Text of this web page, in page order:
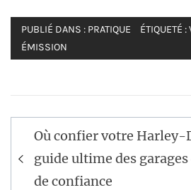
PUBLIÉ DANS : PRATIQUE ÉTIQUETÉ :
ÉMISSION
Navigation
de
l’article
Où confier votre Harley-
guide ultime des
de confiance